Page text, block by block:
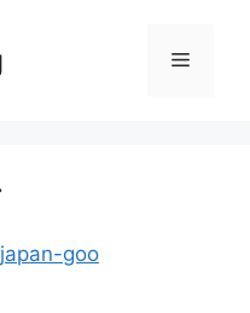
メ
goo